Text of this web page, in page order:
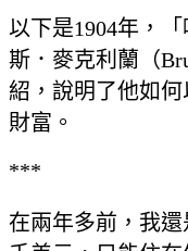
以下是1904年，
斯．麥克利蘭（
紹，說明了他如
財富。
***
在兩年多前，我